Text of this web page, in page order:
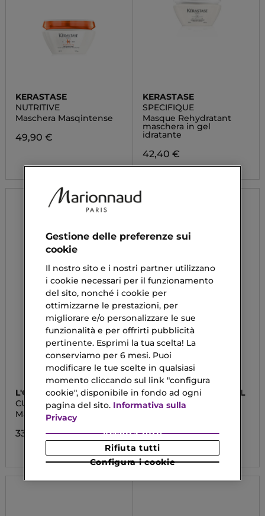
KERASTASE
NUTRITIVE
Maschera Masqintense
49,90 €
KERASTASE
SPECIFIQUE
Masque Rehydratant
maschera in gel
idratante
42,40 €
L'OREAL
PROFESSIONNEL
CURL EXPRESSION
Maschera Capelli Ricci
33,90 €
ALAMA PROFESSIONAL
HYDRA
10,50 €
Gestione delle preferenze sui
cookie
Il nostro sito e i nostri partner utilizzano
i cookie necessari per il funzionamento
del sito, nonché i cookie per
ottimizzarne le prestazioni, per
migliorare e/o personalizzare le sue
funzionalità e per offrirti pubblicità
pertinente. Esprimi la tua scelta! La
conserviamo per 6 mesi. Puoi
modificare le tue scelte in qualsiasi
momento cliccando sul link "configura
cookie", disponibile in fondo ad ogni
pagina del sito. Informativa sulla
Privacy
Configura i cookie
Rifiuta tutti
Accetta tutti